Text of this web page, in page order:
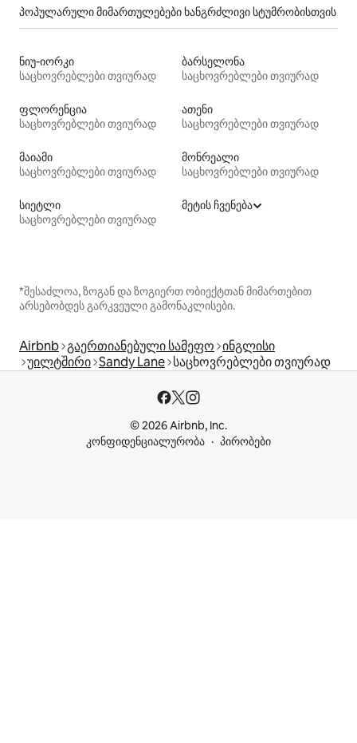
პოპულარული მიმართულებები ხანგრძლივი სტუმრობისთვის
ნიუ-იორკი
საცხოვრებლები თვიურად
ბარსელონა
საცხოვრებლები თვიურად
ფლორენცია
საცხოვრებლები თვიურად
ათენი
საცხოვრებლები თვიურად
მაიამი
საცხოვრებლები თვიურად
მონრეალი
საცხოვრებლები თვიურად
სიეტლი
საცხოვრებლები თვიურად
მეტის ჩვენება
*შესაძლოა, ზოგან და ზოგიერთ ობიექტთან მიმართებით
არსებობდეს გარკვეული გამონაკლისები.
Airbnb გაერთიანებული სამეფო ინგლისი
უილტშირი Sandy Lane საცხოვრებლები თვიურად
© 2026 Airbnb, Inc.
კონფიდენციალურობა
პირობები